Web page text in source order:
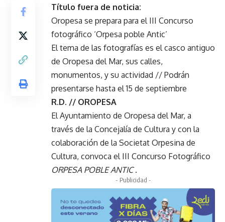
Título fuera de noticia:
Oropesa se prepara para el III Concurso
fotográfico ‘Orpesa poble Antic’
El tema de las fotografías es el casco antiguo
de Oropesa del Mar, sus calles,
monumentos, y su actividad // Podrán
presentarse hasta el 15 de septiembre
R.D. // OROPESA
El Ayuntamiento de Oropesa del Mar, a
través de la Concejalía de Cultura y con la
colaboración de la Societat Orpesina de
Cultura, convoca el III Concurso Fotográfico
ORPESA POBLE ANTIC.
- Publicidad -